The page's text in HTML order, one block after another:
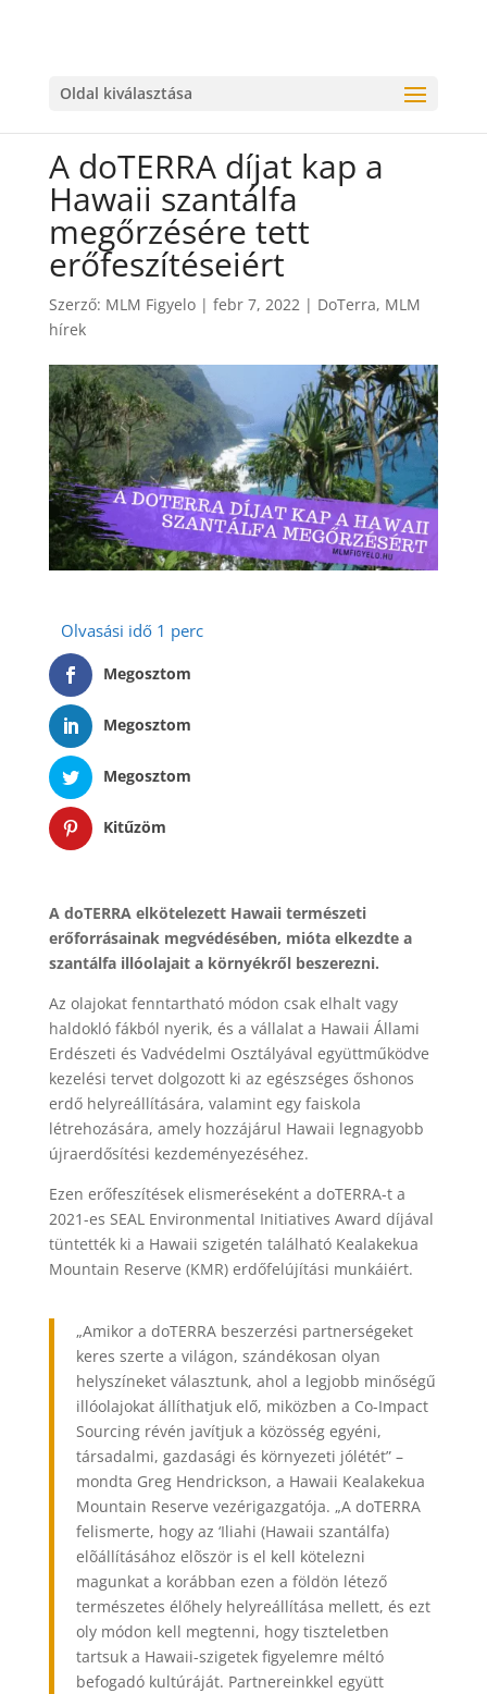
Oldal kiválasztása
A doTERRA díjat kap a
Hawaii szantálfa
megőrzésére tett
erőfeszítéseiért
Szerző: MLM Figyelo| febr 7, 2022| DoTerra, MLM
hírek
Megosztom
Megosztom
Megosztom
Kitűzöm
A doTERRA elkötelezett Hawaii természeti
erőforrásainak megvédésében, mióta elkezdte a
szantálfa illóolajait a környékről beszerezni.
Az olajokat fenntartható módon csak elhalt vagy
haldokló fákból nyerik, és a vállalat a Hawaii Állami
Erdészeti és Vadvédelmi Osztályával együttműködve
kezelési tervet dolgozott ki az egészséges őshonos
erdő helyreállítására, valamint egy faiskola
létrehozására, amely hozzájárul Hawaii legnagyobb
újraerdősítési kezdeményezéséhez.
Ezen erőfeszítések elismeréseként a doTERRA-t a
2021-es SEAL Environmental Initiatives Award díjával
tüntették ki a Hawaii szigetén található Kealakekua
Mountain Reserve (KMR) erdőfelújítási munkáiért.
„Amikor a doTERRA beszerzési partnerségeket
keres szerte a világon, szándékosan olyan
helyszíneket választunk, ahol a legjobb minőségű
illóolajokat állíthatjuk elő, miközben a Co-Impact
Sourcing révén javítjuk a közösség egyéni,
társadalmi, gazdasági és környezeti jólétét” –
mondta Greg Hendrickson, a Hawaii Kealakekua
Mountain Reserve vezérigazgatója. „A doTERRA
felismerte, hogy az ‘Iliahi (Hawaii szantálfa)
elõállításához elõször is el kell kötelezni
magunkat a korábban ezen a földön létező
természetes élőhely helyreállítása mellett, és ezt
oly módon kell megtenni, hogy tiszteletben
tartsuk a Hawaii-szigetek figyelemre méltó
befogadó kultúráját. Partnereinkkel együtt